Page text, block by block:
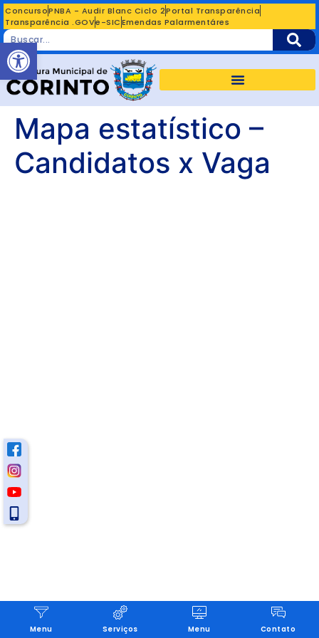
ConcursoPNBA - Audir Blanc Ciclo 2Portal Transparência
Transparência .GOVe-SICEmendas Palarmentáres
Mapa estatístico –
Candidatos x Vaga
Menu Serviços Menu Contato
Abrir a barra de ferramentas